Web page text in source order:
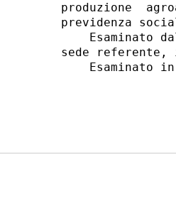
produzione
previdenza
Esaminato
sede
Esaminato